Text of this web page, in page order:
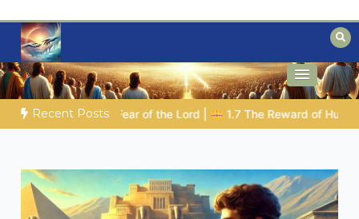
content
Mysteries of the Bible
Biblical insights for people on a journey
Recent Posts
THE BIBLICAL PERSON OF THE DAY | 08.04.2026 |